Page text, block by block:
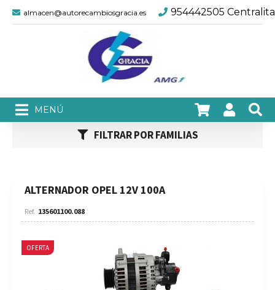
almacen@autorecambiosgracia.es 954442505 Centralita
FILTRAR POR FAMILIAS
ALTERNADOR OPEL 12V 100A
135601100.088
OFERTA